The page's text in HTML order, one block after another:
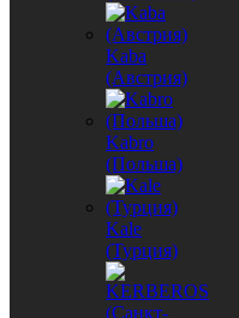
Kaba
(Австрия)
Kabro
(Польша)
Kale
(Турция)